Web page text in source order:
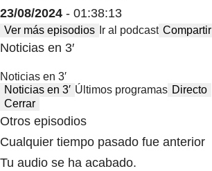
23/08/2024 - 01:38:13
Ver más episodios Ir al podcast Compartir
Noticias en 3′
Noticias en 3′
Noticias en 3′ Últimos programas Directo
Cerrar
Otros episodios
Cualquier tiempo pasado fue anterior
Tu audio se ha acabado.